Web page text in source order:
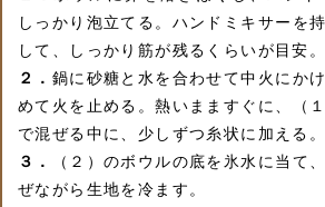
しっかり泡立てる。ハンドミキサーを
して、しっかり筋が残るくらいが目安。
２． 鍋に砂糖と水を合わせて中火にか
めて火を止める。熱いまますぐに、（
で混ぜる中に、少しずつ糸状に加える。
３．
（２）のボウルの底を氷水に当て
ぜながら生地を冷ます。